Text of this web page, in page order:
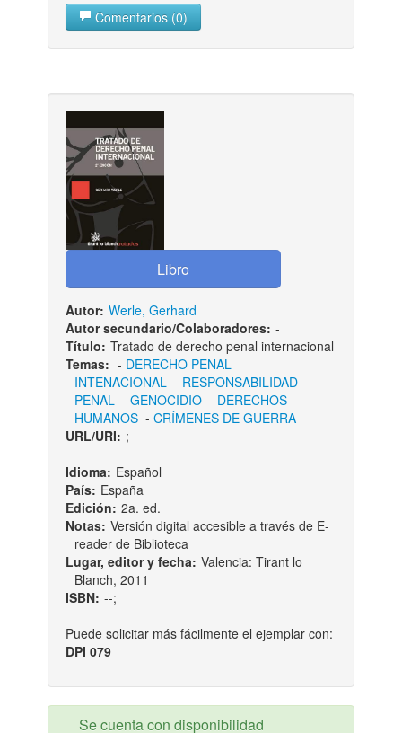
Comentarios (0)
Autor: Werle, Gerhard
Autor secundario/Colaboradores: -
Título: Tratado de derecho penal internacional
Temas: - DERECHO PENAL
INTENACIONAL- RESPONSABILIDAD
PENAL- GENOCIDIO- DERECHOS
HUMANOS- CRÍMENES DE GUERRA
URL/URI: ;
Idioma: Español
País: España
Edición: 2a. ed.
Notas: Versión digital accesible a través de E-
reader de Biblioteca
Lugar, editor y fecha: Valencia: Tirant lo
Blanch, 2011
ISBN: --;
Puede solicitar más fácilmente el ejemplar con:
DPI 079
Se cuenta con disponibilidad